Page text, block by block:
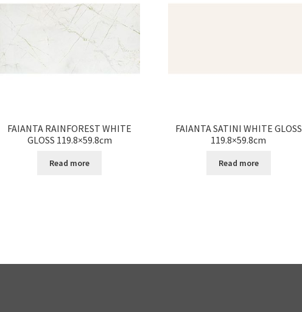
FAIANTA RAINFOREST WHITE
GLOSS 119.8×59.8cm
Read more
FAIANTA SATINI WHITE GLOSS
119.8×59.8cm
Read more